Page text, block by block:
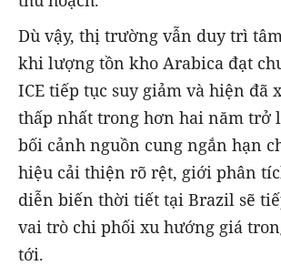
Dù vậy, thị trường vẫn duy trì
khi lượng tồn kho Arabica đạt
ICE tiếp tục suy giảm và hiện đã
thấp nhất trong hơn hai năm trở
bối cảnh nguồn cung ngắn hạn
hiệu cải thiện rõ rệt, giới phân
diễn biến thời tiết tại Brazil sẽ
vai trò chi phối xu hướng giá
tới.